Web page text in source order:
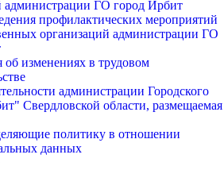
администрации ГО город Ирбит
профилактических мероприятий
организаций администрации ГО
изменениях в трудовом
администрации Городского
Свердловской области, размещаемая
политику в отношении
данных